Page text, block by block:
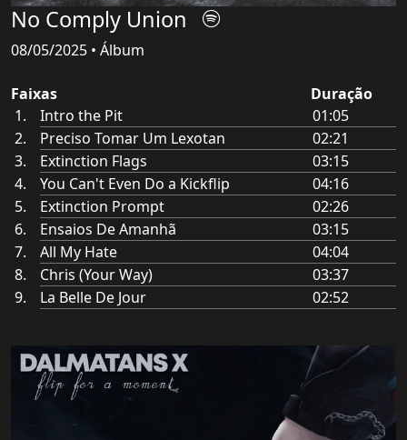
No Comply Union
08/05/2025 • Álbum
Faixas
Duração
Intro the Pit
01:05
Preciso Tomar Um Lexotan
02:21
Extinction Flags
03:15
You Can't Even Do a Kickflip
04:16
Extinction Prompt
02:26
Ensaios De Amanhã
03:15
All My Hate
04:04
Chris (Your Way)
03:37
La Belle De Jour
02:52